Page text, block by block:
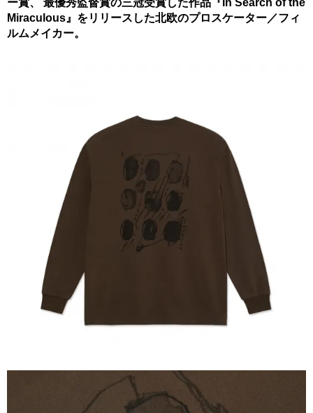
ー賞、 最優秀監督賞の三冠受賞した作品『In Search of the
Miraculous』をリリースした北欧のプロスケーター／フィ
ルムメイカー。